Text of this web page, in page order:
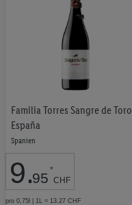
Familia Torres Sangre de Toro
España
Spanien
9.95 *
CHF
pro 0,75l | 1L = 13.27 CHF